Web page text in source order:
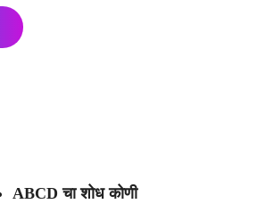
ABCD चा शोध कोणी